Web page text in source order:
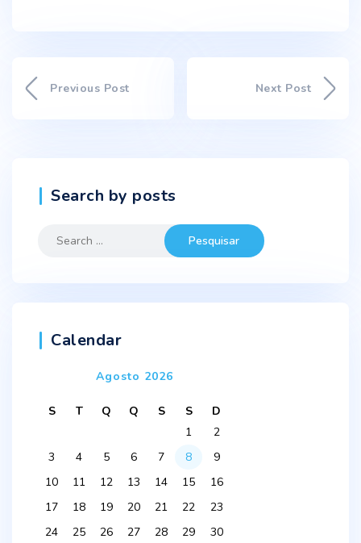
Previous Post Next Post
Search by posts
Search
Calendar
Agosto 2026
S T Q Q S S
D
1
2
3
4 5 6 7 8
9
10
11 12 13 14 15
16
17
18 19 20 21 22
23
24
25 26 27 28 29
30